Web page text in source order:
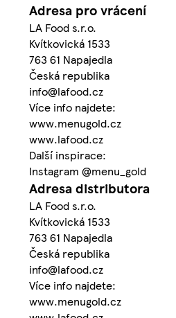
Adresa pro vrácení
LA Food s.r.o.
Kvítkovická 1533
763 61 Napajedla
Česká republika
info@lafood.cz
Více info najdete:
www.menugold.cz
www.lafood.cz
Další inspirace:
Instagram @menu_gold
Adresa distributora
LA Food s.r.o.
Kvítkovická 1533
763 61 Napajedla
Česká republika
info@lafood.cz
Více info najdete:
www.menugold.cz